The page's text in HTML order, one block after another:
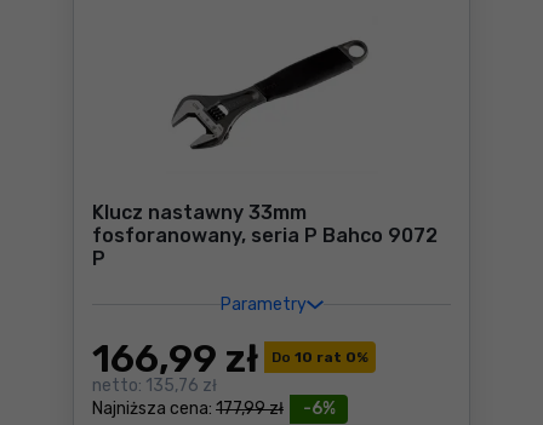
Klucz nastawny 33mm
fosforanowany, seria P Bahco 9072
P
Parametry
Do 10 rat 0%
-6%
Najniższa cena: 177,99 zł
166,99 zł
netto: 135,76 zł